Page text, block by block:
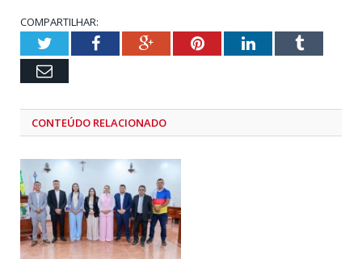
COMPARTILHAR:
TwitterFacebookGoogle+PinterestLinkedInTumblr
Email
CONTEÚDO RELACIONADO